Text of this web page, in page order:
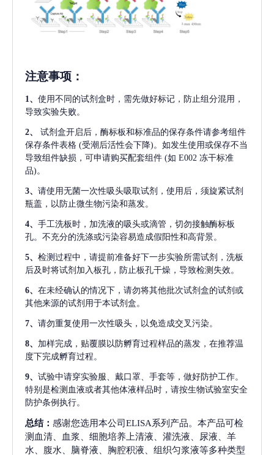
注意事项 ：
1、 使用不同的试剂盒时，需先做好标记，防止组分混用，
导致实验失败。
2、
试剂盒开启后，酶标板和标准品的保存条件请参考组件
保存条件表格 (受潮后活性会下降)。如发生使用或保存不当
导致组件缺损，可申请购买配套组件 (如 E002 冻干标准
品)。
3、 请使用无菌一次性吸头吸取试剂，使用后，须旋紧试剂
瓶盖，以防止微生物污染和蒸发。
4、 手工洗板时，加洗液的吸头或滴管，切勿接触酶标板
孔。不充分的洗涤或污染容易造成假阳性和高背景。
5、 检测过程中，请提前准备好下一步实验所需试剂，洗板
后及时将试剂加入板孔，防止板孔干燥，导致检测失效。
6、 在未经确认的情况下，请勿将其他批次试剂盒的试剂或
其他来源的试剂用于本试剂盒。
7、 请勿重复使用一次性吸头，以免造成交叉污染。
8、 加样完成，贴覆膜以防孵育过程样品的蒸发，在推荐温
度下完成孵育过程。
9、 试验中请穿实验服、戴口罩、手套等，做好防护工作。
特别是检测血液或者其他体液样品时，请按生物试验室安全
防护条例执行。
总结： 感谢您选用本公司ELISA系列产品。本产品可检
测血清、血浆、细胞培养上清液、灌洗液、尿液、羊
水、腹水、脑脊液、胸腔积液、组织匀浆液等多种类型